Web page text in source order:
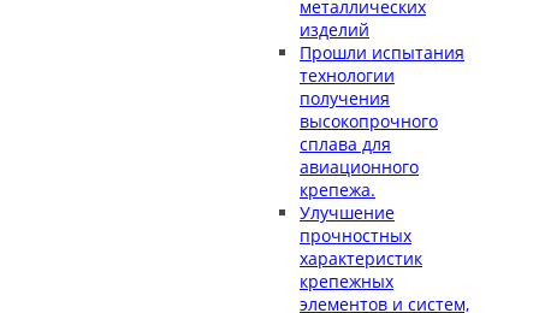
металлических
изделий
Прошли испытания
технологии
получения
высокопрочного
сплава для
авиационного
крепежа.
Улучшение
прочностных
характеристик
крепежных
элементов и систем,